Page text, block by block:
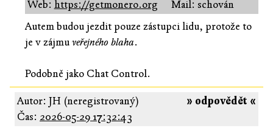
Web: https://getmonero.org
Mail: schován
Autem budou jezdit pouze zástupci lidu, protože to
je v zájmuveřejného blaha.
Podobně jako Chat Control.
» odpovědět «
Autor: JH (neregistrovaný)
Čas: 2026-05-29 17:32:43